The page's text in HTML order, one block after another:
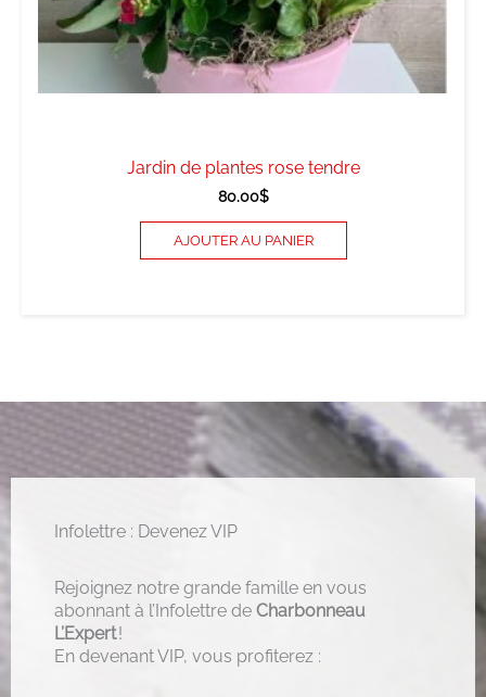
Jardin de plantes rose tendre
80.00$
AJOUTER AU PANIER
Infolettre : Devenez VIP
Rejoignez notre grande famille en vous
abonnant à l’Infolettre de Charbonneau
L’Expert!
En devenant VIP, vous profiterez :